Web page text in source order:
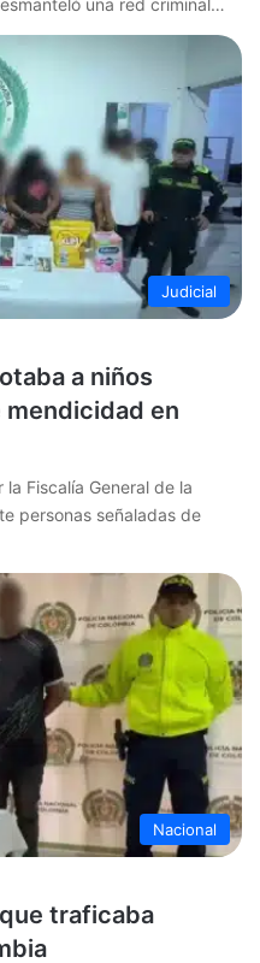
una red criminal…
Judicial
a niños
en
Fiscalía General de la
personas señaladas de
Nacional
traficaba